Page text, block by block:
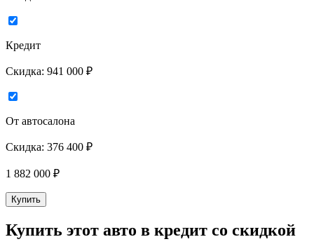
Кредит
Скидка: 941 000 ₽
От автосалона
Скидка: 376 400 ₽
1 882 000 ₽
Купить
Купить этот авто в кредит со скидкой